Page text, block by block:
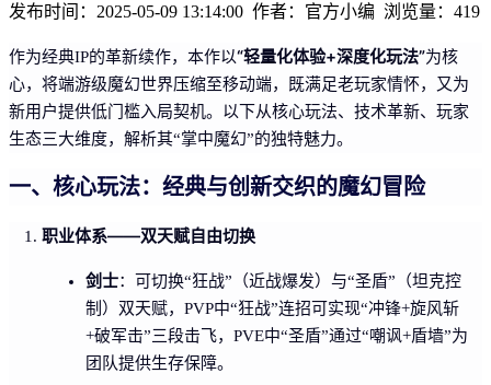
发布时间：2025-05-09 13:14:00 作者：官方小编 浏览量： 419
作为经典IP的革新续作，本作以“轻量化体验+深度化玩法”为核
心，将端游级魔幻世界压缩至移动端，既满足老玩家情怀，又为
新用户提供低门槛入局契机。以下从核心玩法、技术革新、玩家
生态三大维度，解析其“掌中魔幻”的独特魅力。
一、核心玩法：经典与创新交织的魔幻冒险
职业体系——双天赋自由切换
剑士：可切换“狂战”（近战爆发）与“圣盾”（坦克控
制）双天赋，PVP中“狂战”连招可实现“冲锋+旋风斩
+破军击”三段击飞，PVE中“圣盾”通过“嘲讽+盾墙”为
团队提供生存保障。